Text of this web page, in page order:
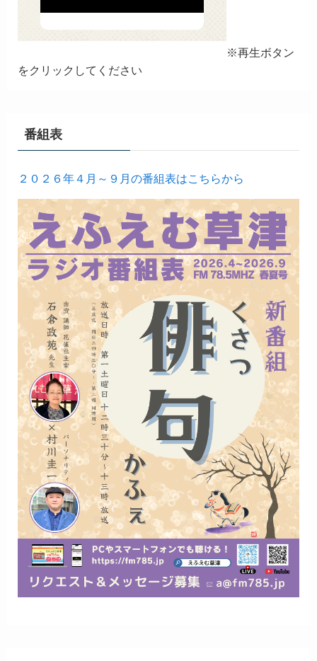
※再生ボタン
をクリックしてください
番組表
２０２６年４月～９月の番組表はこちらから